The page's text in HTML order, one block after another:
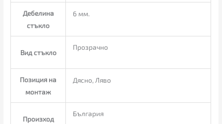
Дебелина
стъкло
6 мм.
Вид стъкло
Прозрачно
Позиция на
монтаж
Дясно, Ляво
Произход
България